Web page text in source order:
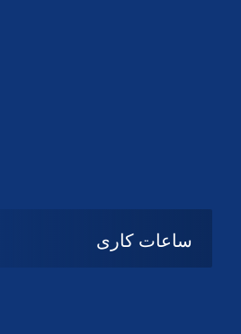
ساعات کاری